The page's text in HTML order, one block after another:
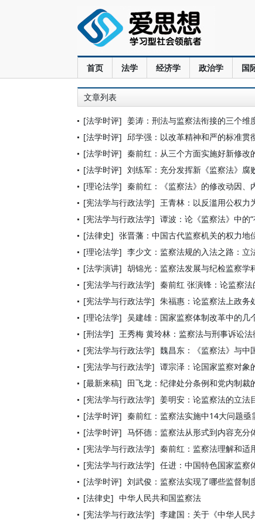
首页 法学 经济学 政治学 国
文章列表
[法学时评] 姜涛：刑法与监察法衔接的三个维
[法学时评] 邱学强：以改革精神和严的标准贯
[法学时评] 秦前红：从三个方面实施好新修改
[法学时评] 刘练军：充分发挥新《监察法》腐
[理论法学] 秦前红：《监察法》的修改动因、
[宪法学与行政法学] 王青林：以反滥用公权力
[宪法学与行政法学] 谭波：论《监察法》中
[法律史] 张晋藩：中国古代监察机关的权力地
[理论法学] 李少文：监察法规的入法之路：立
[法学演讲] 胡锦光：监察法发展与纪检监察学
[宪法学与行政法学] 秦前红 张演锋：论监察
[宪法学与行政法学] 朱福惠：论监察法上政务
[理论法学] 吴建雄：国家监察体制改革中的几
[刑法学] 王秀梅 黄玲林：监察法与刑事诉讼
[宪法学与行政法学] 魏昌东：《监察法》与中
[宪法学与行政法学] 谭宗泽：论国家监察对象
[最新来稿] 田飞龙：纪律处分条例和党内制裁
[宪法学与行政法学] 姜明安：论监察法的立法
[法学时评] 秦前红：监察法实施中14大问题亟
[法学时评] 马怀德：监察法从形式到内容充分
[宪法学与行政法学] 秦前红：监察法理解和适
[宪法学与行政法学] 任进：中国特色国家监察
[法学时评] 刘武俊：监察法实现了哪些监督制
[法律史] 中华人民共和国监察法
[宪法学与行政法学] 李建国：关于《中华人民